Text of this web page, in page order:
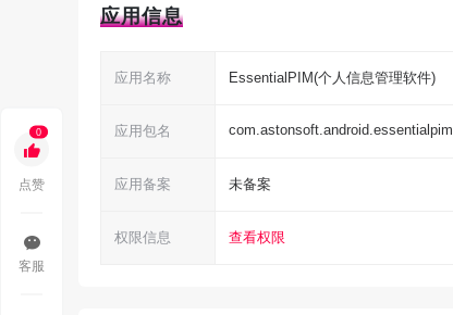
应用信息
应用名称 EssentialPIM(个人信息管理软件)
应用包名 com.astonsoft.android.essentialpim
应用备案 未备案
权限信息 查看权限
点赞
0
客服